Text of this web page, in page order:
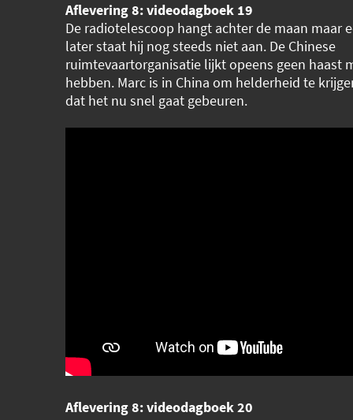
Aflevering 8: videodagboek 19
De radiotelescoop hangt achter de maan maar
later staat hij nog steeds niet aan. De Chinese
ruimtevaartorganisatie lijkt opeens geen haast
hebben. Marc is in China om helderheid te
dat het nu snel gaat gebeuren.
Aflevering 8: videodagboek 20